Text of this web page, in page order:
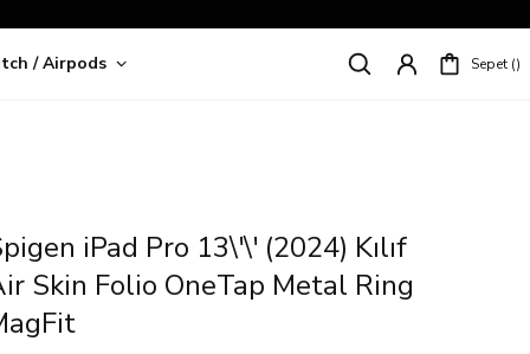
/ Airpods Sepet
iPad Pro 13\'\' (2024) Kılıf
Skin Folio OneTap Metal Ring